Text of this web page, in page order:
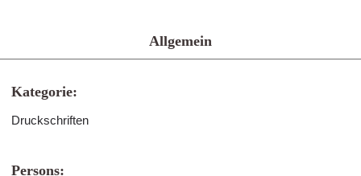
Allgemein
Kategorie:
Druckschriften
Persons: